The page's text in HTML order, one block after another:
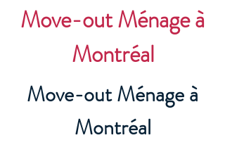
Move-out Ménage à
Montréal
Move-out Ménage à
Montréal